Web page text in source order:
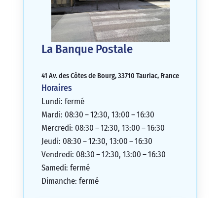
La Banque Postale
41 Av. des Côtes de Bourg, 33710 Tauriac, France
Horaires
Lundi: fermé
Mardi: 08:30 – 12:30, 13:00 – 16:30
Mercredi: 08:30 – 12:30, 13:00 – 16:30
Jeudi: 08:30 – 12:30, 13:00 – 16:30
Vendredi: 08:30 – 12:30, 13:00 – 16:30
Samedi: fermé
Dimanche: fermé